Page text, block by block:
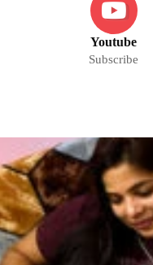
Youtube
Subscribe